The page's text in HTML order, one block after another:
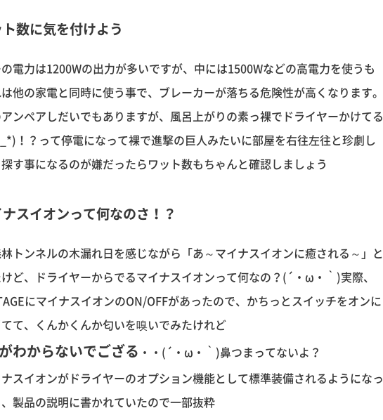
数に気を付けよう
電力は1200Wの出力が多いですが、中には1500Wなどの高電力を使うも
他の家電と同時に使う事で、ブレーカーが落ちる危険性が高くなります。
ンペアしだいでもありますが、風呂上がりの素っ裸でドライヤーかけてる
！？って停電になって裸で進撃の巨人みたいに部屋を右往左往と珍劇し
す事になるのが嫌だったらワット数もちゃんと確認しましょう
スイオンって何なのさ！？
トンネルの木漏れ日を感じながら「あ～マイナスイオンに癒される～」と
ど、ドライヤーからでるマイナスイオンって何なの？(´・ω・｀)実際、
にマイナスイオンのON/OFFがあったので、かちっとスイッチをオンに
て、くんかくんか匂いを嗅いでみたけれど
わからないでござる ・・(´・ω・｀)鼻つまってないよ？
スイオンがドライヤーのオプション機能として標準装備されるようになっ
製品の説明に書かれていたので一部抜粋